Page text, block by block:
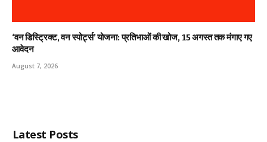
‘वन डिस्ट्रिक्ट, वन स्पोर्ट्स’ योजना: प्रतिभाओं की खोज, 15 अगस्त तक मंगाए गए
आवेदन
August 7, 2026
Latest Posts